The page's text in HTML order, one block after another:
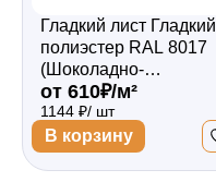
Гладкий лист Гладкий
полиэстер RAL 8017
(Шоколадно-
коричневый)
1500*1250*0,5
двухсторонний
ламинированный
от 610₽/м²
1144 ₽/ шт
В корзину